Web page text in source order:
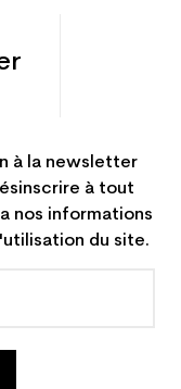
à la newsletter
à tout
nos informations
du site.